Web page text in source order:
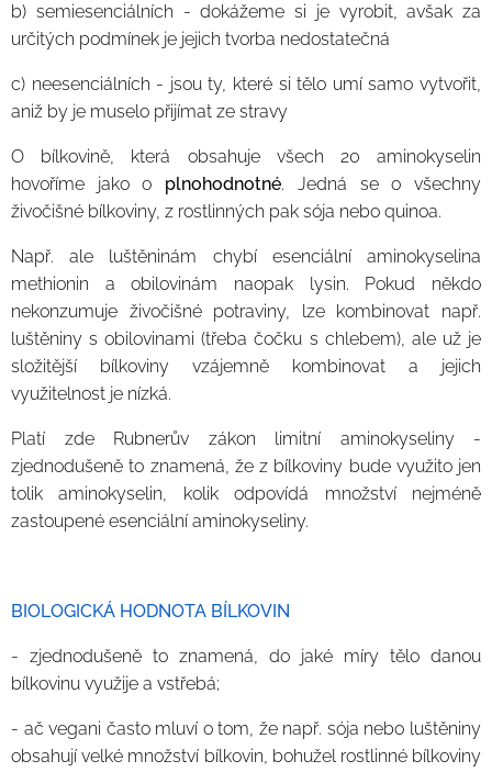
b) semiesenciálních - dokážeme si je vyrobit, avšak za
určitých podmínek je jejich tvorba nedostatečná
c) neesenciálních - jsou ty, které si tělo umí samo vytvořit,
aniž by je muselo přijímat ze stravy
O bílkovině, která obsahuje všech 20 aminokyselin
hovoříme jako o plnohodnotné. Jedná se o všechny
živočišné bílkoviny, z rostlinných pak sója nebo quinoa.
Např. ale luštěninám chybí esenciální aminokyselina
methionin a obilovinám naopak lysin. Pokud někdo
nekonzumuje živočišné potraviny, lze kombinovat např.
luštěniny s obilovinami (třeba čočku s chlebem), ale už je
složitější bílkoviny vzájemně kombinovat a jejich
využitelnost je nízká.
Platí zde Rubnerův zákon limitní aminokyseliny -
zjednodušeně to znamená, že z bílkoviny bude využito jen
tolik aminokyselin, kolik odpovídá množství nejméně
zastoupené esenciální aminokyseliny.
BIOLOGICKÁ HODNOTA BÍLKOVIN
- zjednodušeně to znamená, do jaké míry tělo danou
bílkovinu využije a vstřebá;
- ač vegani často mluví o tom, že např. sója nebo luštěniny
obsahují velké množství bílkovin, bohužel rostlinné bílkoviny